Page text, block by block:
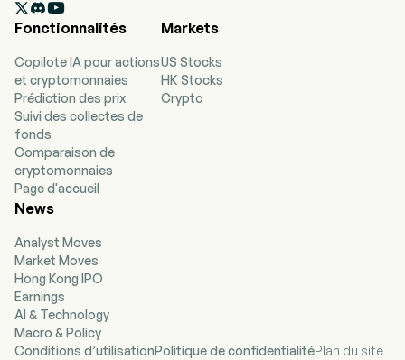
mitigating downside risk.

Fonctionnalités
Copilote IA pour actions
et cryptomonnaies
Prédiction des prix
Suivi des collectes de
fonds
Comparaison de
cryptomonnaies
Page d'accueil
Markets
US Stocks
HK Stocks
Crypto
News
Analyst Moves
Market Moves
Hong Kong IPO
Earnings
AI & Technology
Macro & Policy
Conditions d’utilisationPolitique de confidentialitéPlan du site